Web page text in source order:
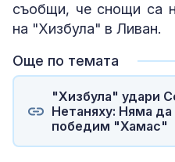
съобщи, че снощи са
на "Хизбула" в Ливан.
Още по темата
"Хизбула" удари
Нетаняху: Няма
победим "Хамас"